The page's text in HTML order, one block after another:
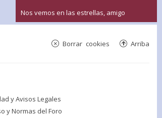
Nos vemos en las estrellas, amigo
Arriba
Borrar cookies
y Avisos Legales
y Normas del Foro